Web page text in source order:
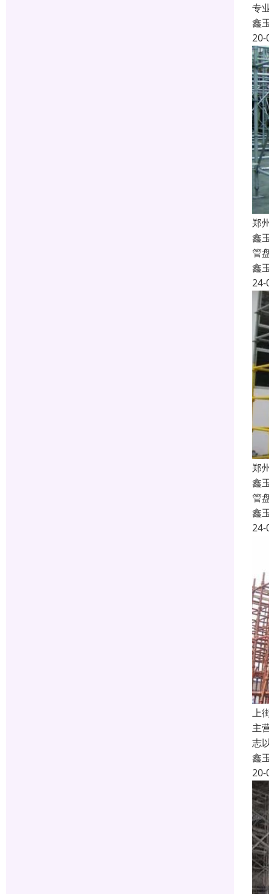
专
鑫
20-
郑
鑫
管
鑫
24-
郑
鑫
管
鑫
24-
上
主
志
鑫
20-